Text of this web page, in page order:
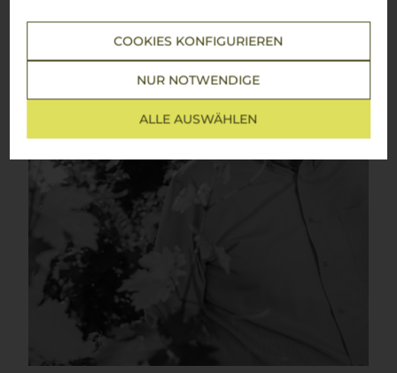
COOKIES KONFIGURIEREN
NUR NOTWENDIGE
ALLE AUSWÄHLEN